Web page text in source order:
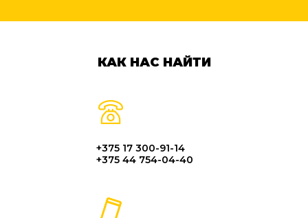
КАК НАС НАЙТИ
+375 17 300-91-14
+375 44 754-04-40